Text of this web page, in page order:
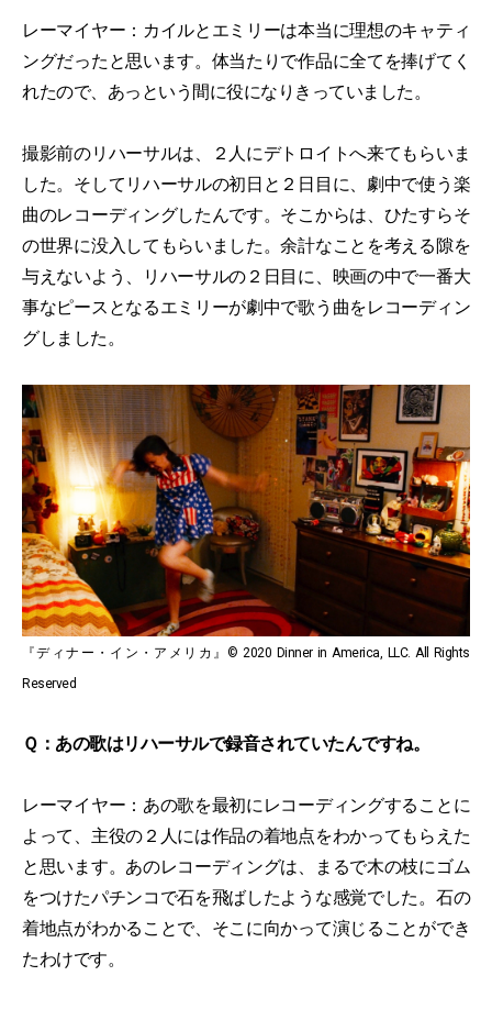
レーマイヤー：カイルとエミリーは本当に理想のキャティ
ングだったと思います。体当たりで作品に全てを捧げてく
れたので、あっという間に役になりきっていました。
撮影前のリハーサルは、２人にデトロイトへ来てもらいま
した。そしてリハーサルの初日と２日目に、劇中で使う楽
曲のレコーディングしたんです。そこからは、ひたすらそ
の世界に没入してもらいました。余計なことを考える隙を
与えないよう、リハーサルの２日目に、映画の中で一番大
事なピースとなるエミリーが劇中で歌う曲をレコーディン
グしました。
『ディナー・イン・アメリカ』© 2020 Dinner in America, LLC. All Rights
Reserved
Ｑ：あの歌はリハーサルで録音されていたんですね。
レーマイヤー：あの歌を最初にレコーディングすることに
よって、主役の２人には作品の着地点をわかってもらえた
と思います。あのレコーディングは、まるで木の枝にゴム
をつけたパチンコで石を飛ばしたような感覚でした。石の
着地点がわかることで、そこに向かって演じることができ
たわけです。